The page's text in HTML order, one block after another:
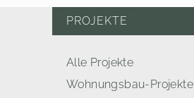
PROJEKTE
Alle Projekte
Wohnungsbau-Projekte